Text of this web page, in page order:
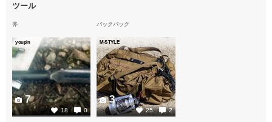
ツール
斧
youpin
18 0
7
バックパック
M-STYLE
25 2
3